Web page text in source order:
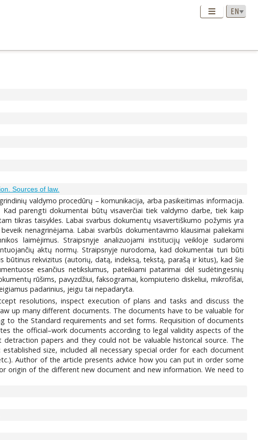
Sources of law.
valdymo procedūrų – komunikacija, arba pasikeitimas informacija.
parengti dokumentai būtų visaverčiai tiek valdymo darbe, tiek kaip
tikras taisykles. Labai svarbus dokumentų visavertiškumo požymis yra
nenagrinėjama. Labai svarbūs dokumentavimo klausimai paliekami
laimėjimus. Straipsnyje analizuojami institucijų veikloje sudaromi
aktų normų. Straipsnyje nurodoma, kad dokumentai turi būti
rekvizitus (autorių, datą, indeksą, tekstą, parašą ir kitus), kad šie
esančius netikslumus, pateikiami patarimai dėl sudėtingesnių
rūšims, pavyzdžiui, faksogramai, kompiuterio diskeliui, mikrofišai,
padarinius, jeigu tai nepadaryta.
resolutions, inspect execution of plans and tasks and discuss the
up many different documents. The documents have to be valuable for
to the Standard requirements and set forms. Requisition of documents
the official–work documents according to legal validity aspects of the
papers and they could not be valuable historical source. The
size, included all necessary special order for each document
Author of the article presents advice how you can put in order some
origin of the different new document and new information. We need to